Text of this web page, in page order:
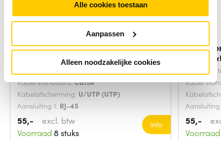
Alle cookies toestaan
Aanpassen
Alleen noodzakelijke cookies
Microconnect V-UTP515WVP
netwerkkabel Wit
Kabel standaard:Cat5e
Kabelafscherming: U/UTP (UTP)
Aansluiting 1: RJ-45
55,-
excl. btw
Voorraad 8 stuks
Info
Kabel
55,-
Voorraad